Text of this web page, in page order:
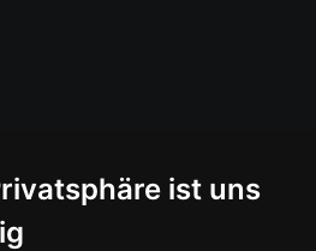
ist uns